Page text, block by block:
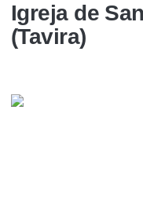
Igreja de
(Tavira)